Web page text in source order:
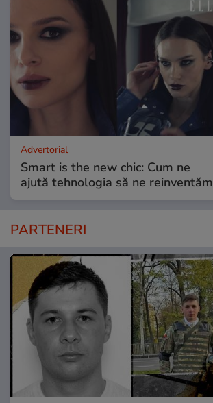
Advertorial
Smart is the new chic: Cum ne
ajută tehnologia să ne reinventăm
PARTENERI